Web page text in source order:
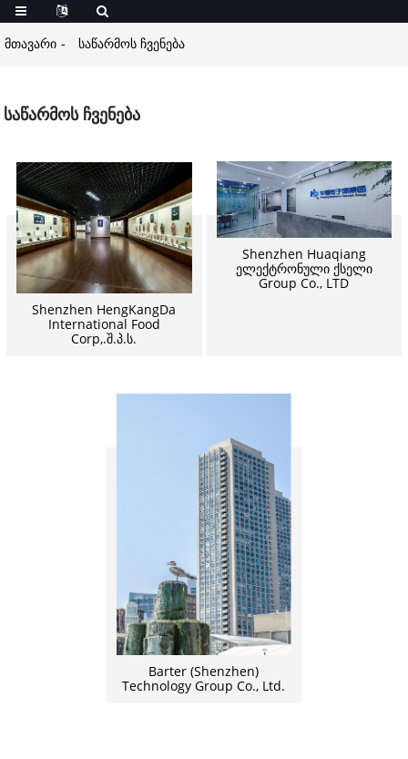
მთავარი საწარმოს ჩვენება
საწარმოს ჩვენება
Shenzhen HengKangDa
International Food
Corp,.შ.პ.ს.
Shenzhen Huaqiang
ელექტრონული ქსელი
Group Co., LTD
Barter (Shenzhen)
Technology Group Co., Ltd.